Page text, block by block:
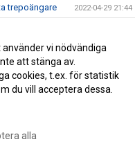
trepoängare 2022-04-29 21:44
till
2022-04-24 15:56
2022-04-24 15:50
2022-04-22 13:27
vi nödvändiga
att stänga av.
cookies, t.ex. för statistik
du vill acceptera dessa.
alla